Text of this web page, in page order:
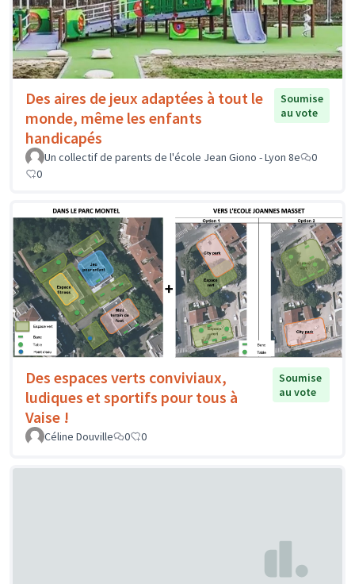
Des aires de jeux adaptées à tout le
monde, même les enfants
handicapés
Soumise
au vote
Un collectif de parents de l'école Jean Giono - Lyon 8e
0
0
Des espaces verts conviviaux,
ludiques et sportifs pour tous à
Vaise !
Soumise
au vote
Céline Douville 0 0